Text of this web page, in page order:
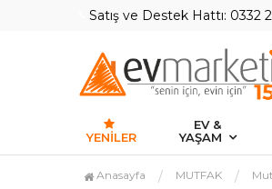
Satış ve Destek Hattı: 0332
YENILER
EV &
YAŞAM
Anasayfa MUTFAK